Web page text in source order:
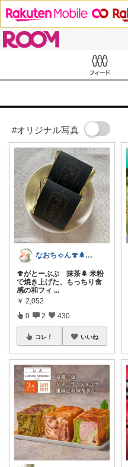
#オリジナル写真
なおちゃん🍄🌲好きなものに囲まれたい
🍄がとーぶぶ 抹茶🌲 米粉
で焼き上げた、もっちり食
感の和フィ ...
￥ 2,052
0 2 430
コレ いいね